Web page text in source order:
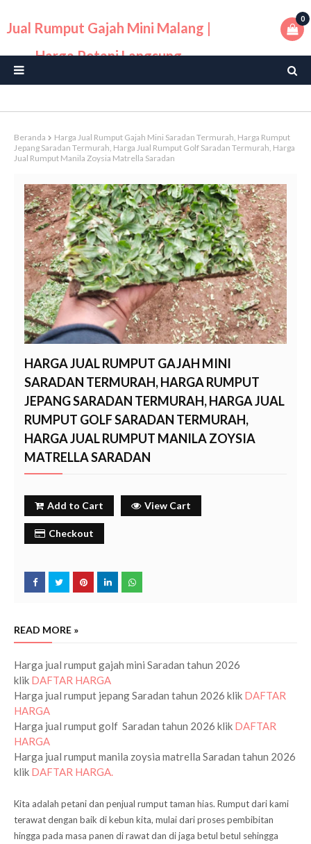
Jual Rumput Gajah Mini Malang |
Harga Petani Langsung
0
Beranda
Harga Jual Rumput Gajah Mini Saradan Termurah, Harga Rumput
Jepang Saradan Termurah, Harga Jual Rumput Golf Saradan Termurah, Harga
Jual Rumput Manila Zoysia Matrella Saradan
HARGA JUAL RUMPUT GAJAH MINI
SARADAN TERMURAH, HARGA RUMPUT
JEPANG SARADAN TERMURAH, HARGA JUAL
RUMPUT GOLF SARADAN TERMURAH,
HARGA JUAL RUMPUT MANILA ZOYSIA
MATRELLA SARADAN
Add to Cart View Cart
Checkout
READ MORE »
Harga jual rumput gajah mini Saradan tahun 2026
klik DAFTAR HARGA
Harga jual rumput jepang Saradan tahun 2026 klik DAFTAR
HARGA
Harga jual rumput golf Saradan tahun 2026 klik DAFTAR
HARGA
Harga jual rumput manila zoysia matrella Saradan tahun 2026
klik DAFTAR HARGA.
Kita adalah petani dan penjual rumput taman hias. Rumput dari kami
terawat dengan baik di kebun kita, mulai dari proses pembibitan
hingga pada masa panen di rawat dan di jaga betul betul sehingga